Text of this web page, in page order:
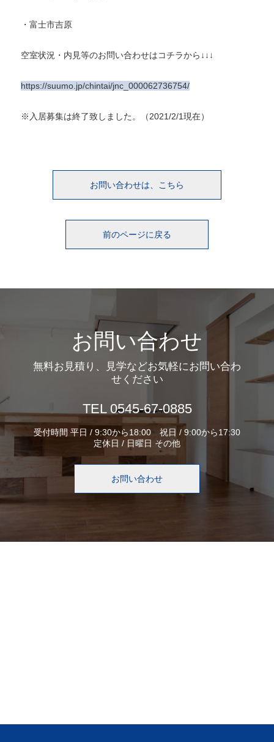
・富士市吉原
空室状況・内見等のお問い合わせはコチラから↓↓↓
https://suumo.jp/chintai/jnc_000062736754/
※入居募集は終了致しました。（2021/2/1現在）
お問い合わせは、こちら
前のページに戻る
お問い合わせ
無料お見積り、見学などお気軽にお問い合わ
せください
TEL 0545-67-0885
受付時間 平日 / 9:30から18:00 祝日 / 9:00から17:30
定休日 / 日曜日 その他
お問い合わせ